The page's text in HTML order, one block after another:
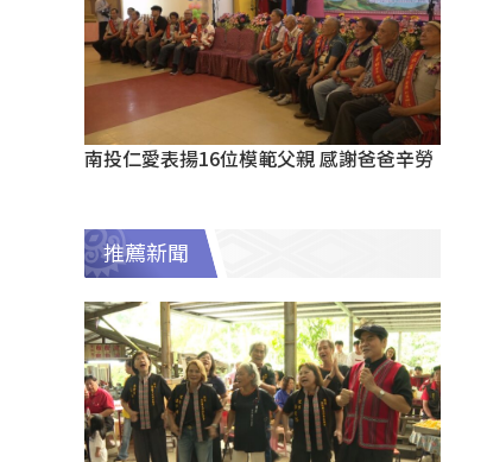
南投仁愛表揚16位模範父親 感謝爸爸辛勞
推薦新聞